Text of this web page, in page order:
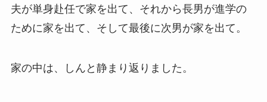
夫が単身赴任で家を出て、それから長男が進学の
ために家を出て、そして最後に次男が家を出て。
家の中は、しんと静まり返りました。